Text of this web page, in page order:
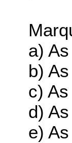
a)
b)
c)
d)
e)